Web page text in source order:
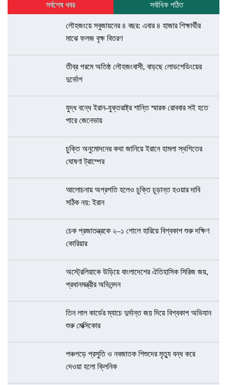
সর্বশেষ খবর সর্বাধিক পঠিত
লৌহজংয়ে সবুজায়নের ৪ বছর: এবার ৪ হাজার শিক্ষার্থীর
মাঝে ফলজ বৃক্ষ বিতরণ
তীব্র গরমে অতিষ্ঠ লৌহজংবাসী, বাড়ছে লোডশেডিংয়ের
দুর্ভোগ
যুদ্ধ বন্ধে ইরান-যুক্তরাষ্ট্র শান্তি স্মারক রোববার সই হতে
পারে জেনেভায়
চুক্তি অনুমোদনের কথা জানিয়ে ইরানে হামলা স্থগিতের
ঘোষণা ট্রাম্পের
আলোচনায় অগ্রগতি হলেও চুক্তি চূড়ান্ত হওয়ার দাবি
সঠিক নয়: ইরান
চেক প্রজাতন্ত্রকে ২–১ গোলে হারিয়ে বিশ্বকাপ শুরু দক্ষিণ
কোরিয়ার
অস্ট্রেলিয়াকে উড়িয়ে বাংলাদেশের ঐতিহাসিক সিরিজ জয়,
প্রধানমন্ত্রীর অভিনন্দন
তিন লাল কার্ডের ম্যাচে দুর্দান্ত জয় দিয়ে বিশ্বকাপ অভিযান
শুরু মেক্সিকোর
পঞ্চগড়ে প্রসুতি ও নবজাতক শিশুদের মৃত্যু বন্ধ করে
দেওয়া হলো ক্লিনিক